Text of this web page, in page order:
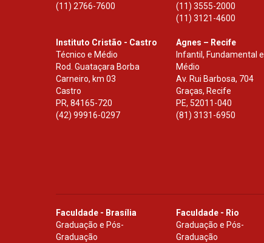
(11) 2766-7600
(11) 3555-2000
(11) 3121-4600
Instituto Cristão - Castro
Técnico e Médio
Rod. Guataçara Borba
Carneiro, km 03
Castro
PR, 84165-720
(42) 99916-0297
Agnes – Recife
Infantil, Fundamental e
Médio
Av. Rui Barbosa, 704
Graças, Recife
PE, 52011-040
(81) 3131-6950
Faculdade - Brasília
Graduação e Pós-
Graduação
Faculdade - Rio
Graduação e Pós-
Graduação